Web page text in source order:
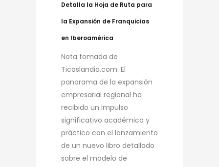
Detalla la Hoja de Ruta para
la Expansión de Franquicias
en Iberoamérica
Nota tomada de
Ticoslandia.com: El
panorama de la expansión
empresarial regional ha
recibido un impulso
significativo académico y
práctico con el lanzamiento
de un nuevo libro detallado
sobre el modelo de